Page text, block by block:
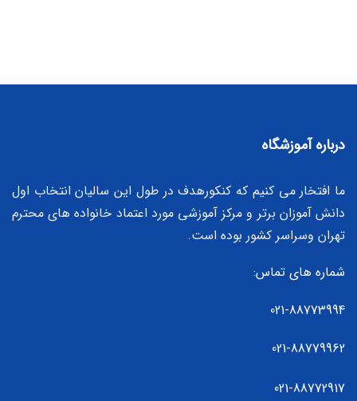
درباره آموزشگاه
ما افتخار می کنیم که کنکورهدف در طول این سالیان انتخاب اول
دانش آموزان برتر و مرکز آموزشی مورد اعتماد خانواده های محترم
تهران وسراسر کشور بوده است.
شماره های تماس:
021-88773994
021-88779962
021-88772917